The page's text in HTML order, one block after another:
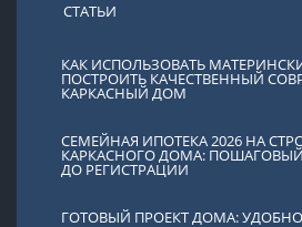
СТАТЬИ
КАК ИСПОЛЬЗОВАТЬ
ПОСТРОИТЬ КАЧЕСТВЕННЫЙ
КАРКАСНЫЙ ДОМ
СЕМЕЙНАЯ ИПОТЕКА 2026 НА
КАРКАСНОГО ДОМА: ПОШАГОВЫЙ
ДО РЕГИСТРАЦИИ
ГОТОВЫЙ ПРОЕКТ ДОМА: